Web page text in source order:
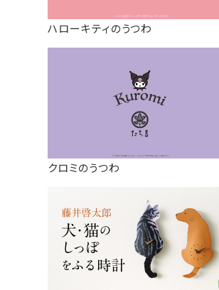
ハローキティのうつわ
クロミのうつわ